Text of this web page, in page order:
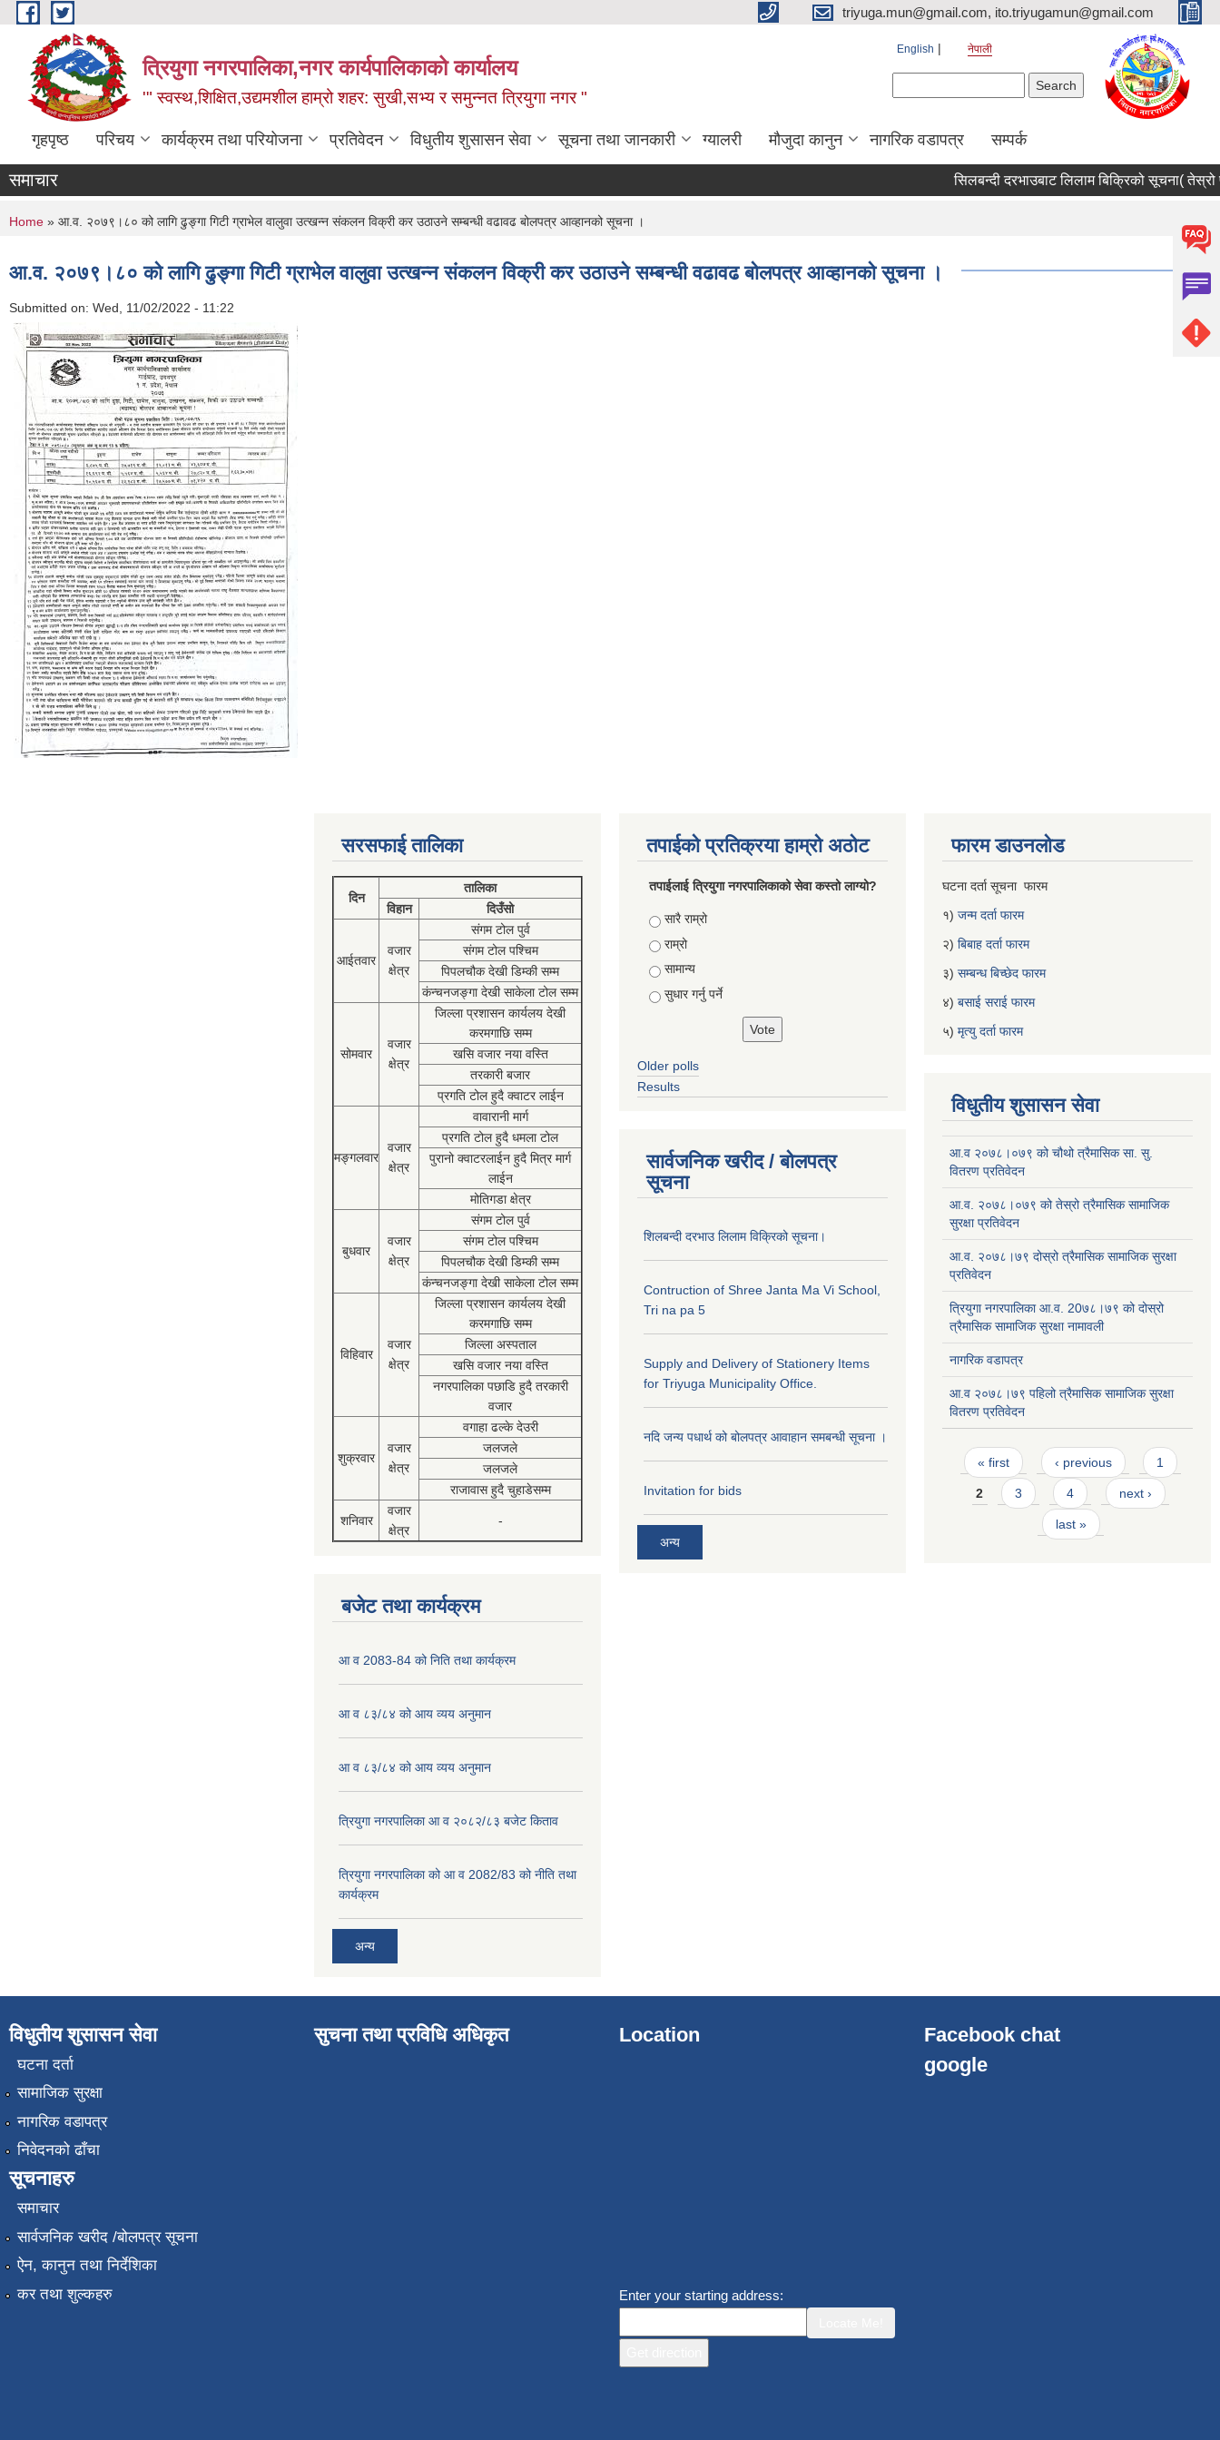
Skip to main content triyuga.mun@gmail.com, ito.triyugamun@gmail.com
त्रियुगा नगरपालिका,नगर कार्यपालिकाको कार्यालय
'" स्वस्थ,शिक्षित,उद्यमशील हाम्रो शहर: सुखी,सभ्य र समुन्नत त्रियुगा नगर "
English नेपाली
गृहपृष्ठ परिचय कार्यक्रम तथा परियोजना प्रतिवेदन विधुतीय शुसासन सेवा सूचना तथा जानकारी ग्यालरी मौजुदा कानुन नागरिक वडापत्र सम्पर्क
समाचार सिलबन्दी दरभाउबाट लिलाम बिक्रिको सूचना( तेस्रो
You are here
Home » आ.व. २०७९।८० को लागि ढुङ्गा गिटी ग्राभेल वालुवा उत्खन्न संकलन विक्री कर उठाउने सम्बन्धी वढावढ बोलपत्र आव्हानको सूचना ।
आ.व. २०७९।८० को लागि ढुङ्गा गिटी ग्राभेल वालुवा उत्खन्न संकलन विक्री कर उठाउने सम्बन्धी वढावढ बोलपत्र आव्हानको सूचना ।
Submitted on: Wed, 11/02/2022 - 11:22
सरसफाई तालिका
दिन
तालिका
विहान
दिउँसो
आईतवार
वजार
क्षेत्र
संगम टोल पुर्व
संगम टोल पश्चिम
पिपलचौक देखी डिम्की सम्म
कंन्चनजङ्गा देखी साकेला टोल सम्म
सोमवार
वजार
क्षेत्र
जिल्ला प्रशासन कार्यलय देखी
करमगाछि सम्म
खसि वजार नया वस्ति
तरकारी बजार
प्रगति टोल हुदै क्वाटर लाईन
मङ्गलवार
वजार
क्षेत्र
वावारानी मार्ग
प्रगति टोल हुदै धमला टोल
पुरानो क्वाटरलाईन हुदै मित्र मार्ग
लाईन
मोतिगडा क्षेत्र
बुधवार
वजार
क्षेत्र
संगम टोल पुर्व
संगम टोल पश्चिम
पिपलचौक देखी डिम्की सम्म
कंन्चनजङ्गा देखी साकेला टोल सम्म
विहिवार
वजार
क्षेत्र
जिल्ला प्रशासन कार्यलय देखी
करमगाछि सम्म
जिल्ला अस्पताल
खसि वजार नया वस्ति
नगरपालिका पछाडि हुदै तरकारी
वजार
शुक्रवार
वजार
क्षेत्र
वगाहा ढल्के देउरी
जलजले
जलजले
राजावास हुदै चुहाडेसम्म
शनिवार
वजार
क्षेत्र
-
बजेट तथा कार्यक्रम
आ व 2083-84 को निति तथा कार्यक्रम
आ व ८३/८४ को आय व्यय अनुमान
आ व ८३/८४ को आय व्यय अनुमान
त्रियुगा नगरपालिका आ व २०८२/८३ बजेट किताव
त्रियुगा नगरपालिका को आ व 2082/83 को नीति तथा
कार्यक्रम
अन्य
तपाईको प्रतिक्रया हाम्रो अठोट
तपाईलाई त्रियुगा नगरपालिकाको सेवा कस्तो लाग्यो?
Choices
सारै राम्रो
राम्रो
सामान्य
सुधार गर्नु पर्ने
Older polls
Results
सार्वजनिक खरीद / बोलपत्र
सूचना
शिलबन्दी दरभाउ लिलाम विक्रिको सूचना।
Contruction of Shree Janta Ma Vi School,
Tri na pa 5
Supply and Delivery of Stationery Items
for Triyuga Municipality Office.
नदि जन्य पधार्थ को बोलपत्र आवाहान समबन्धी सूचना ।
Invitation for bids
अन्य
फारम डाउनलोड
घटना दर्ता सूचना फारम
१) जन्म दर्ता फारम
२) बिबाह दर्ता फारम
३) सम्बन्ध बिच्छेद फारम
४) बसाई सराई फारम
५) मृत्यु दर्ता फारम
विधुतीय शुसासन सेवा
आ.व २०७८।०७९ को चौथो त्रैमासिक सा. सु.
वितरण प्रतिवेदन
आ.व. २०७८।०७९ को तेस्रो त्रैमासिक सामाजिक
सुरक्षा प्रतिवेदन
आ.व. २०७८।७९ दोस्रो त्रैमासिक सामाजिक सुरक्षा
प्रतिवेदन
त्रियुगा नगरपालिका आ.व. 20७८।७९ को दोस्रो
त्रैमासिक सामाजिक सुरक्षा नामावली
नागरिक वडापत्र
आ.व २०७८।७९ पहिलो त्रैमासिक सामाजिक सुरक्षा
वितरण प्रतिवेदन
Pages
« first ‹ previous 1
2 3 4 next ›
last »
विधुतीय शुसासन सेवा
घटना दर्ता
सामाजिक सुरक्षा
नागरिक वडापत्र
निवेदनको ढाँचा
सूचनाहरु
समाचार
सार्वजनिक खरीद /बोलपत्र सूचना
ऐन, कानुन तथा निर्देशिका
कर तथा शुल्कहरु
सुचना तथा प्रविधि अधिकृत Location
Enter your starting address:
Facebook chat
google